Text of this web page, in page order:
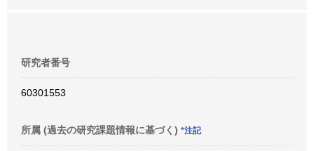
研究者番号
60301553
所属 (過去の研究課題情報に基づく) *注記